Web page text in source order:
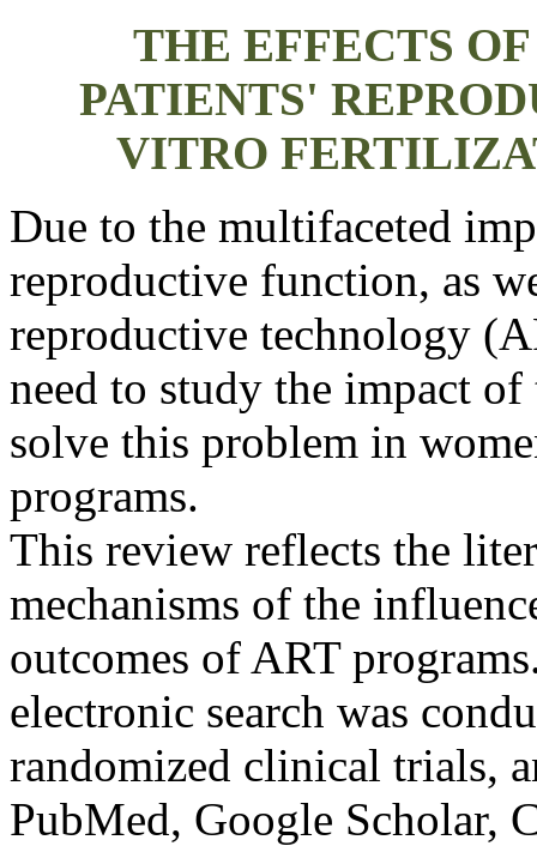
THE EFFECTS
PATIENTS'
VITRO
Due to the multifaceted
reproductive function, as
reproductive technology
need to study the impact
solve this problem in
programs.
This review reflects the
mechanisms of the
outcomes of ART
electronic search was
randomized clinical trials,
PubMed, Google Scholar,